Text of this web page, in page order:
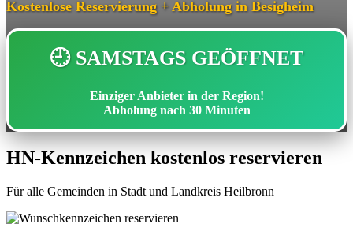
Kostenlose Reservierung + Abholung in Besigheim
🕘 SAMSTAGS GEÖFFNET
Einziger Anbieter in der Region!
Abholung nach 30 Minuten
HN-Kennzeichen kostenlos reservieren
Für alle Gemeinden in Stadt und Landkreis Heilbronn